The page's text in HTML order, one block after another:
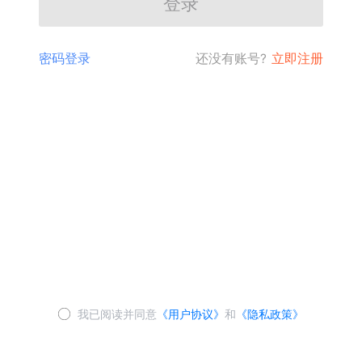
密码登录 还没有账号? 立即注册
我已阅读并同意 《用户协议》和 《隐私政策》